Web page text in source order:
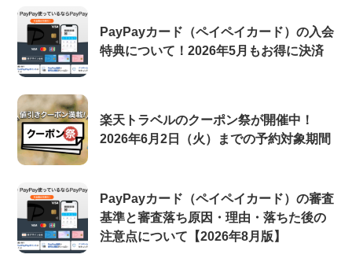
PayPayカード（ペイペイカード）の入会
特典について！2026年5月もお得に決済
楽天トラベルのクーポン祭が開催中！
2026年6月2日（火）までの予約対象期間
PayPayカード（ペイペイカード）の審査
基準と審査落ち原因・理由・落ちた後の
注意点について【2026年8月版】